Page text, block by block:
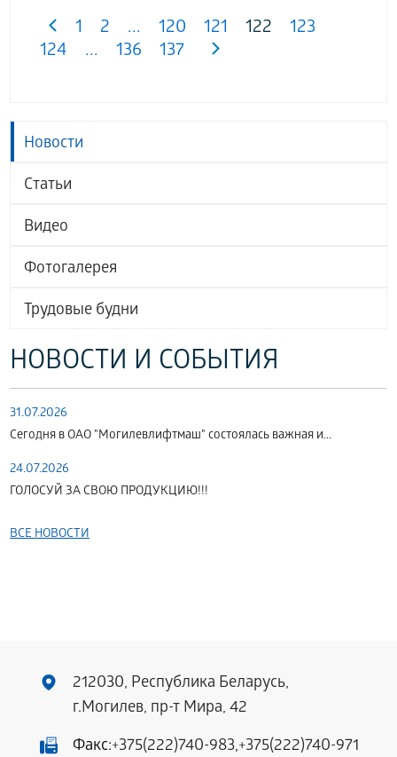
Новости
Статьи
Видео
Фотогалерея
Трудовые будни
НОВОСТИ И СОБЫТИЯ
31.07.2026
Сегодня в ОАО "Могилевлифтмаш" состоялась важная и...
24.07.2026
ГОЛОСУЙ ЗА СВОЮ ПРОДУКЦИЮ!!!
ВСЕ НОВОСТИ
1 2 ... 120 121 122
123
124
... 136 137
212030, Республика Беларусь,
г.Могилев, пр-т Мира, 42
Факс:+375(222)740-983,+375(222)740-971